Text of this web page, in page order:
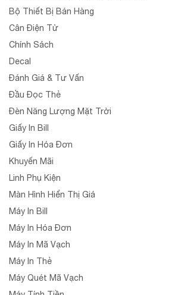
Bộ Thiết Bị Bán Hàng
Cân Điện Tử
Chính Sách
Decal
Đánh Giá & Tư Vấn
Đầu Đọc Thẻ
Đèn Năng Lượng Mặt Trời
Giấy In Bill
Giấy In Hóa Đơn
Khuyến Mãi
Linh Phụ Kiện
Màn Hình Hiển Thị Giá
Máy In Bill
Máy In Hóa Đơn
Máy In Mã Vạch
Máy In Thẻ
Máy Quét Mã Vạch